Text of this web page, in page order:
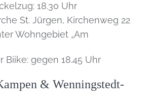
18.30 Uhr
St. Jürgen, Kirchenweg 22
Wohngebiet „Am
Biike: gegen 18.45 Uhr
& Wenningstedt-